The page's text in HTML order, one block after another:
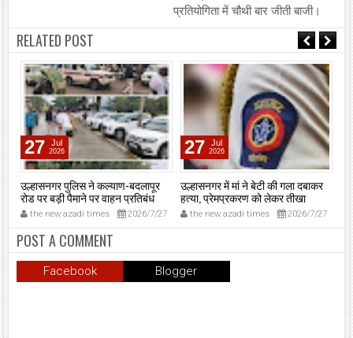
प्रतियोगिता में चौथी बार जीती बाजी।
RELATED POST
27 Jul
2026
उल्हासनगर पुलिस ने कल्याण-बदलापूर
रोड पर बड़ी पैमाने पर वाहन प्रतिबंध
अभियान चलाया।
the new azadi times 2026/7/27
27 Jul
2026
उल्हासनगर में मां ने बेटी की गला दबाकर
हत्या, प्रेमप्रकरण को लेकर तीखा
विवाद।
the new azadi times 2026/7/27
POST A COMMENT
Facebook Blogger